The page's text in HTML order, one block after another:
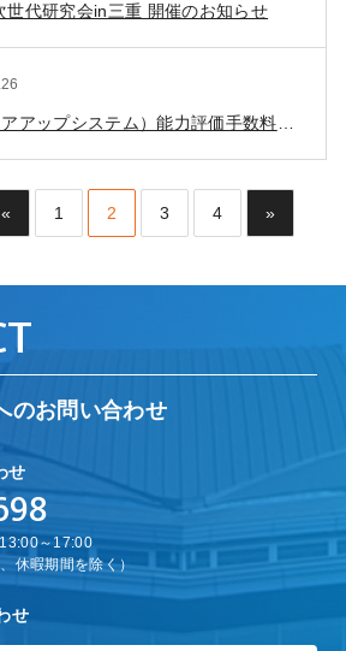
世代研究会in三重 開催のお知らせ
« 1 2 3 4 »
のお問い合わせ
せ
～17:00
、休暇期間を除く）
せ